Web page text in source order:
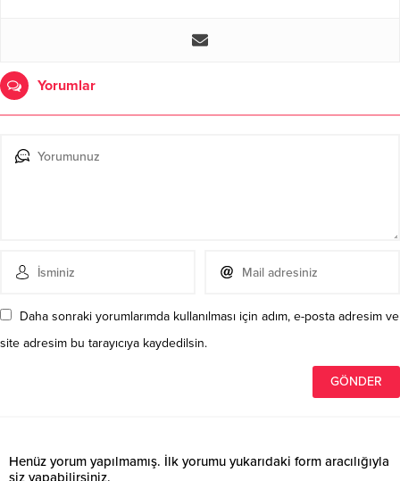
Yorumlar
Daha sonraki yorumlarımda kullanılması için adım, e-posta adresim ve
site adresim bu tarayıcıya kaydedilsin.
Henüz yorum yapılmamış. İlk yorumu yukarıdaki form aracılığıyla
siz yapabilirsiniz.